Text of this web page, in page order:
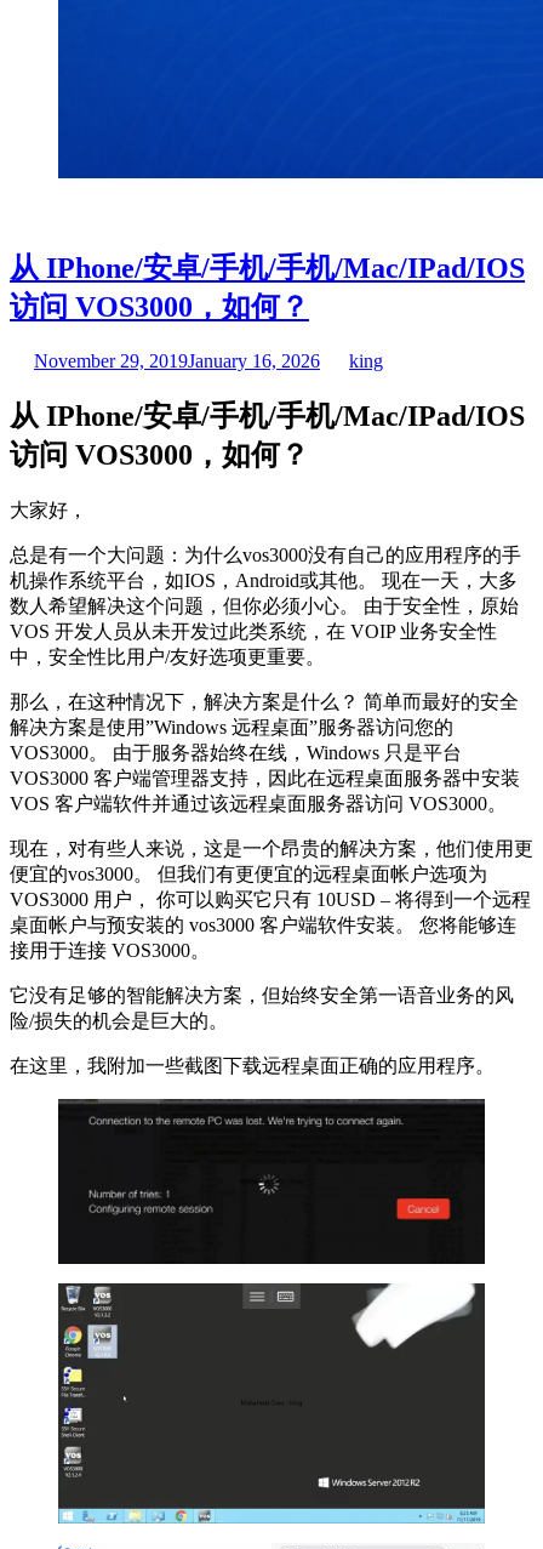
从 IPhone/安卓/手机/手机/Mac/IPad/IOS
访问 VOS3000，如何？
November 29, 2019January 16, 2026 king
从 IPhone/安卓/手机/手机/Mac/IPad/IOS
访问 VOS3000，如何？
大家好，
总是有一个大问题：为什么vos3000没有自己的应用程序的手
机操作系统平台，如IOS，Android或其他。 现在一天，大多
数人希望解决这个问题，但你必须小心。 由于安全性，原始
VOS 开发人员从未开发过此类系统，在 VOIP 业务安全性
中，安全性比用户/友好选项更重要。
那么，在这种情况下，解决方案是什么？ 简单而最好的安全
解决方案是使用”Windows 远程桌面”服务器访问您的
VOS3000。 由于服务器始终在线，Windows 只是平台
VOS3000 客户端管理器支持，因此在远程桌面服务器中安装
VOS 客户端软件并通过该远程桌面服务器访问 VOS3000。
现在，对有些人来说，这是一个昂贵的解决方案，他们使用更
便宜的vos3000。 但我们有更便宜的远程桌面帐户选项为
VOS3000 用户， 你可以购买它只有 10USD – 将得到一个远程
桌面帐户与预安装的 vos3000 客户端软件安装。 您将能够连
接用于连接 VOS3000。
它没有足够的智能解决方案，但始终安全第一语音业务的风
险/损失的机会是巨大的。
在这里，我附加一些截图下载远程桌面正确的应用程序。